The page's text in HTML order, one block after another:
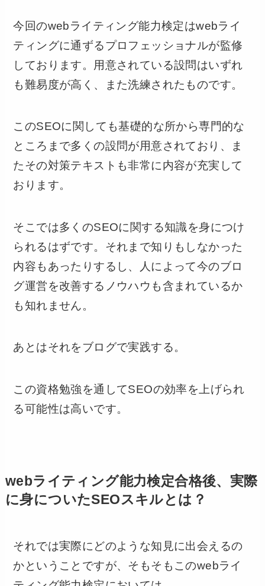
今回のwebライティング能力検定はwebライ
ティングに通ずるプロフェッショナルが監修
しております。用意されている設問はいずれ
も難易度が高く、また洗練されたものです。
このSEOに関しても基礎的な所から専門的な
ところまで多くの設問が用意されており、ま
たその対策テキストも非常に内容が充実して
おります。
そこでは多くのSEOに関する知識を身につけ
られるはずです。それまで知りもしなかった
内容もあったりするし、人によって今のブロ
グ運営を改善するノウハウも含まれているか
も知れません。
あとはそれをブログで実践する。
この資格勉強を通してSEOの効率を上げられ
る可能性は高いです。
webライティング能力検定合格後、実際
に身についたSEOスキルとは？
それでは実際にどのような知見に出会えるの
かということですが、そもそもこのwebライ